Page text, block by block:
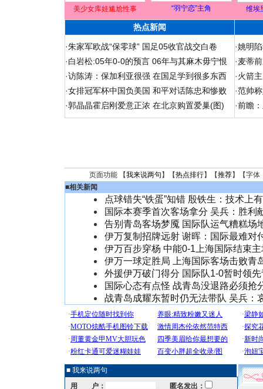
美少女库娃尴尬性事 “羽宁恋”主角 维埃
热点新闻
·朱家军欧战“保零球” 国足05收官战交白卷
·白岩松:05年0-0的预言 06年与其麻木毋宁恨
·访陈涛：保加利亚很强 在国足学到很多东西
·女排冠军杯中国负美国 和平对话陈忠和惨败
·郭晶晶霍启刚爱意正浓 在北京购置爱巢(图)
·姚明
·麦蒂
·火箭
·范帅
·前瞻
页面功能 【我来说两句 】【热点排行】【推荐】【字体
■相关新闻
点球错失“铁蛋”知错 殷铁生：技术上
国际本赛季首次客场拿分 吴兵：胜利
告别青岛客场梦魇 国际队运气糟糕场
伊万复制招牌远射 谢晖：国际最难对
伊万百步穿杨 中能0-1上海国际结束
伊万一球定胜局 上海国际客场击败青
外援伊万破门得分 国际队1-0暂时领
国际心态有点怪 战青岛没退路必须抢
战青岛成耀东暂时仍无法带队 吴兵：
■ 我来说两句
用 户：
匿名发出：